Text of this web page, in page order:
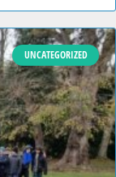
UNCATEGORIZED